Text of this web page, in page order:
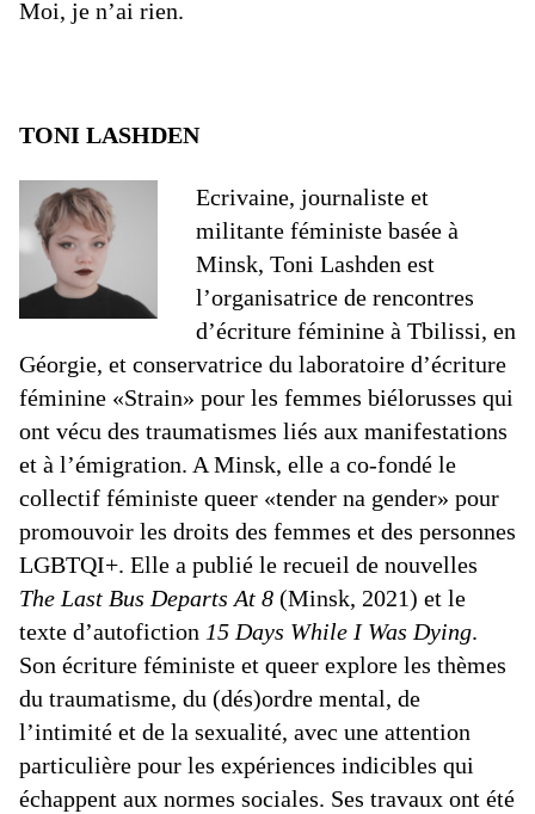
Moi, je n’ai rien.
TONI LASHDEN
Ecrivaine, journaliste et
militante féministe basée à
Minsk, Toni Lashden est
l’organisatrice de rencontres
d’écriture féminine à Tbilissi, en
Géorgie, et conservatrice du laboratoire d’écriture
féminine «Strain» pour les femmes biélorusses qui
ont vécu des traumatismes liés aux manifestations
et à l’émigration. A Minsk, elle a co-fondé le
collectif féministe queer «tender na gender» pour
promouvoir les droits des femmes et des personnes
LGBTQI+. Elle a publié le recueil de nouvelles
The Last Bus Departs At 8 (Minsk, 2021) et le
texte d’autofiction 15 Days While I Was Dying.
Son écriture féministe et queer explore les thèmes
du traumatisme, du (dés)ordre mental, de
l’intimité et de la sexualité, avec une attention
particulière pour les expériences indicibles qui
échappent aux normes sociales. Ses travaux ont été